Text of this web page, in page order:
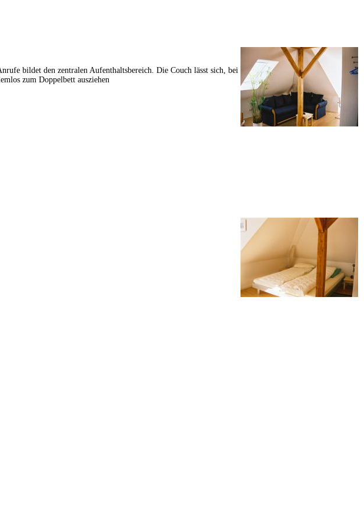
bildet den zentralen Aufenthaltsbereich. Die Couch lässt sich, bei
zum Doppelbett ausziehen